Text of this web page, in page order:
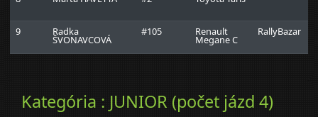
9 Radka
ŠVONAVCOVÁ
#105 Renault
Megane C
RallyBazar
Kategória : JUNIOR (počet jázd 4)